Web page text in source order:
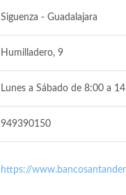
Siguenza - Guadalajara
Humilladero, 9
Lunes a Sábado de 8:00 a
949390150
https://